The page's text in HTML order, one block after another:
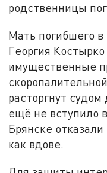
родственницы
Мать погибшего в
Георгия
имущественные
расторгнут
ещё не вступило
Брянске
как вдове.